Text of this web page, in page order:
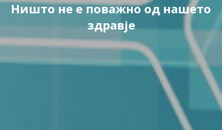
Ништо не е поважно од нашето
здравје